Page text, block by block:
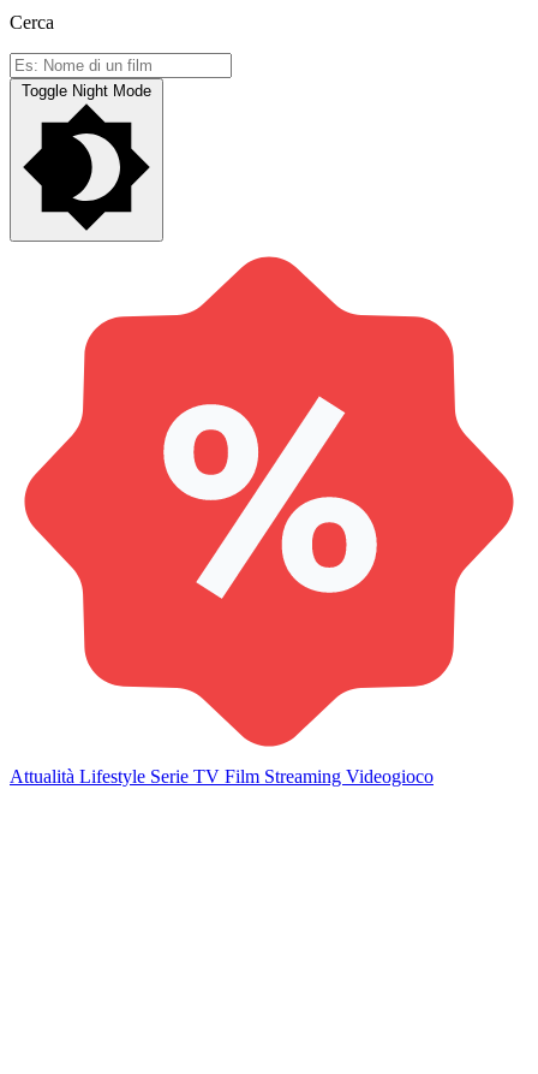
Cerca
Toggle Night Mode
Attualità Lifestyle Serie TV Film Streaming Videogioco